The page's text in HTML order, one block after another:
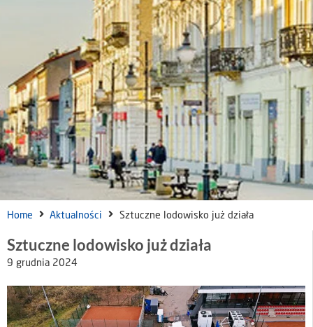
Home Aktualności Sztuczne lodowisko już działa
Sztuczne lodowisko już działa
9 grudnia 2024